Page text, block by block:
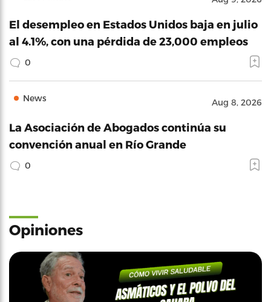
El desempleo en Estados Unidos baja en julio
al 4.1%, con una pérdida de 23,000 empleos
0
News Aug 8, 2026
La Asociación de Abogados continúa su
convención anual en Río Grande
0
Opiniones